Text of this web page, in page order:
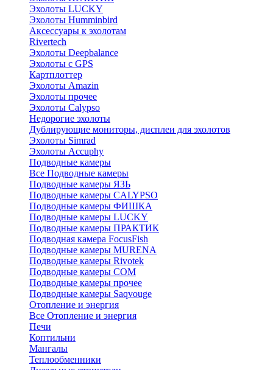
Эхолоты LUCKY
Эхолоты Humminbird
Аксессуары к эхолотам
Rivertech
Эхолоты Deepbalance
Эхолоты с GPS
Картплоттер
Эхолоты Amazin
Эхолоты прочее
Эхолоты Calypso
Недорогие эхолоты
Дублирующие мониторы, дисплеи для эхолотов
Эхолоты Simrad
Эхолоты Accuphy
Подводные камеры
Все Подводные камеры
Подводные камеры ЯЗЬ
Подводные камеры CALYPSO
Подводные камеры ФИШКА
Подводные камеры LUCKY
Подводные камеры ПРАКТИК
Подводная камера FocusFish
Подводные камеры MURENA
Подводные камеры Rivotek
Подводные камеры СОМ
Подводные камеры прочее
Подводные камеры Saqvouge
Отопление и энергия
Все Отопление и энергия
Печи
Коптильни
Мангалы
Теплообменники